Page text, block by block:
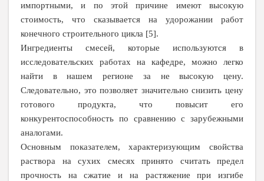
импортными, и по этой причине имеют высокую
стоимость, что сказывается на удорожании работ
конечного строительного цикла [5].
Ингредиенты смесей, которые используются в
исследовательских работах на кафедре, можно легко
найти в нашем регионе за не высокую цену.
Следовательно, это позволяет значительно снизить цену
готового продукта, что повысит его
конкурентоспособность по сравнению с зарубежными
аналогами.
Основным показателем, характеризующим свойства
раствора на сухих смесях принято считать предел
прочность на сжатие и на растяжение при изгибе